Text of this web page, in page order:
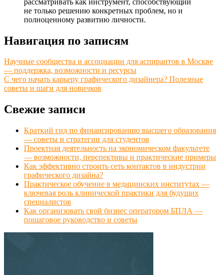
не только решению конкретных проблем, но и
полноценному развитию личности.
Навигация по записям
Научные сообщества и ассоциации для аспирантов в Москве
— поддержка, возможности и ресурсы
С чего начать карьеру графического дизайнера? Полезные
советы и шаги для новичков
Свежие записи
Краткий гид по финансированию высшего образования
— советы и стратегии для студентов
Проектная деятельность на экономическом факультете
— возможности, перспективы и практические примеры
Как эффективно строить сеть контактов в индустрии
графического дизайна?
Практическое обучение в медицинских институтах —
ключевая роль клинической практики для будущих
специалистов
Как организовать свой бизнес оператором БПЛА —
пошаговое руководство и советы